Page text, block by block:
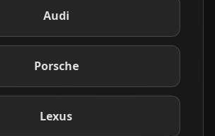
Audi
Porsche
Lexus